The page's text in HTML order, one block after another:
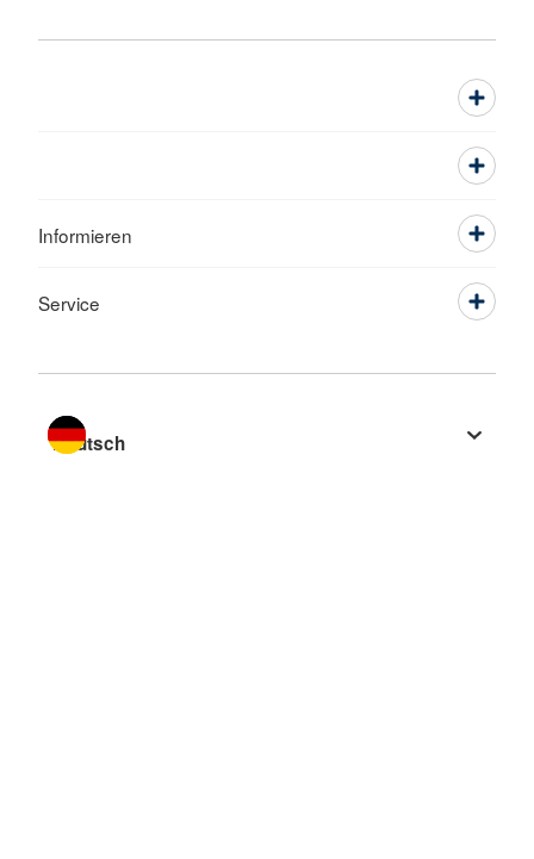
Informieren
Service
Sprache wechseln zu